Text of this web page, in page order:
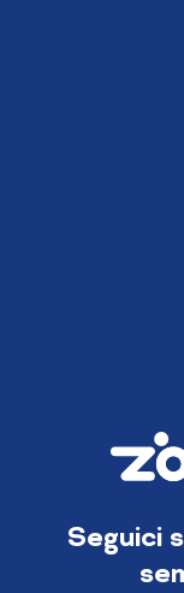
Seguici